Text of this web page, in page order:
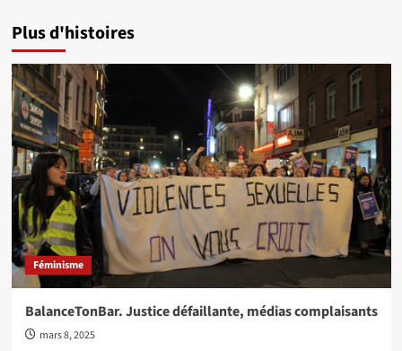
Plus d'histoires
Féminisme
BalanceTonBar. Justice défaillante, médias complaisants
mars 8, 2025